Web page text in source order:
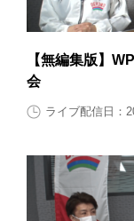
【無編集版】
会
ライブ配信日：